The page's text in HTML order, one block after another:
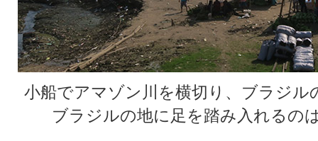
小船でアマゾン川を横切り、ブラジル
ブラジルの地に足を踏み入れるの